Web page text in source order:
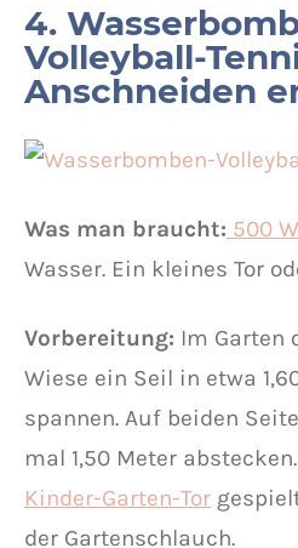
4.
Volleyball-
Anschneiden
Was man braucht: 500
Wasser. Ein kleines Tor
Vorbereitung: Im Garten
Wiese ein Seil in etwa
spannen. Auf beiden
mal 1,50 Meter
Kinder-Garten-Tor
der Gartenschlauch.